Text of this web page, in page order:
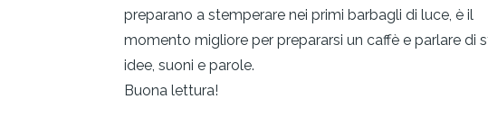
preparano a stemperare nei primi barbagli di luce, è il
momento migliore per prepararsi un caffè e parlare di
idee, suoni e parole.
Buona lettura!